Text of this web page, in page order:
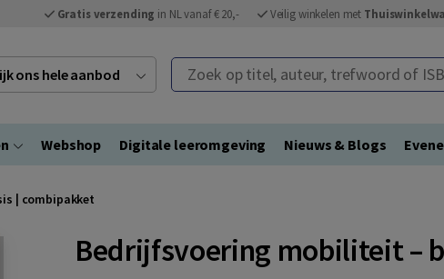
Gratis verzending in NL vanaf € 20,- Veilig winkelen met
ons hele aanbod Zoek op titel, auteur, trefwoord of ISBN
Webshop Digitale leeromgeving Nieuws & Blogs
| combipakket
Bedrijfsvoering mobiliteit –